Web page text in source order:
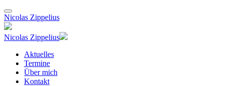
Nicolas Zippelius
Nicolas Zippelius
Aktuelles
Termine
Über mich
Kontakt